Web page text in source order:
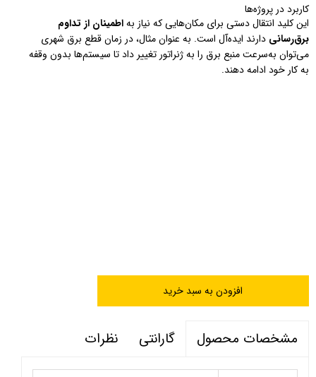
کاربرد در پروژه‌ها
این کلید انتقال دستی برای مکان‌هایی که نیاز بهاطمینان از تداوم
برق‌رسانی دارند ایده‌آل است. به عنوان مثال، در زمان قطع برق شهری
می‌توان به‌سرعت منبع برق را به ژنراتور تغییر داد تا سیستم‌ها بدون وقفه
به کار خود ادامه دهند.
افزودن به سبد خرید
مشخصات محصول گارانتی نظرات